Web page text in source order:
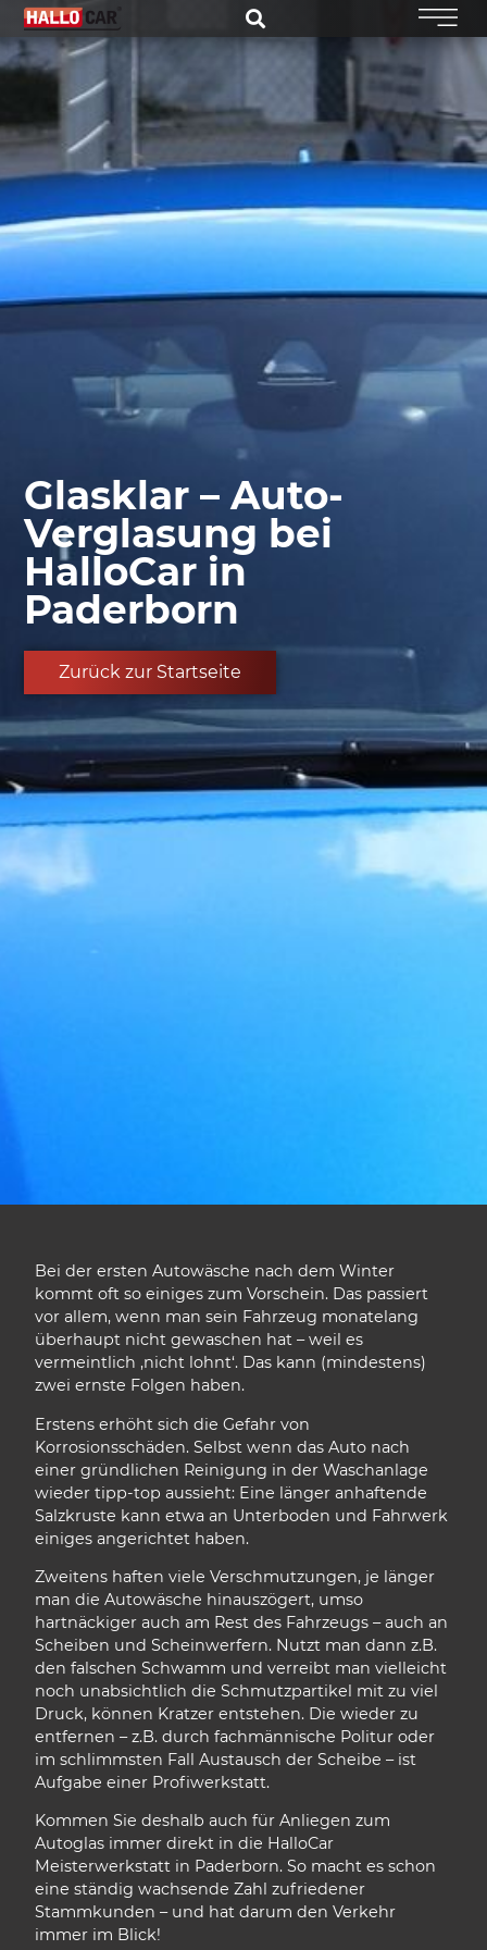
Glasklar – Auto-
Verglasung bei
HalloCar in
Paderborn
Zurück zur Startseite
Bei der ersten Autowäsche nach dem Winter
kommt oft so einiges zum Vorschein. Das passiert
vor allem, wenn man sein Fahrzeug monatelang
überhaupt nicht gewaschen hat – weil es
vermeintlich ‚nicht lohnt‘. Das kann (mindestens)
zwei ernste Folgen haben.
Erstens erhöht sich die Gefahr von
Korrosionsschäden. Selbst wenn das Auto nach
einer gründlichen Reinigung in der Waschanlage
wieder tipp-top aussieht: Eine länger anhaftende
Salzkruste kann etwa an Unterboden und Fahrwerk
einiges angerichtet haben.
Zweitens haften viele Verschmutzungen, je länger
man die Autowäsche hinauszögert, umso
hartnäckiger auch am Rest des Fahrzeugs – auch an
Scheiben und Scheinwerfern. Nutzt man dann z.B.
den falschen Schwamm und verreibt man vielleicht
noch unabsichtlich die Schmutzpartikel mit zu viel
Druck, können Kratzer entstehen. Die wieder zu
entfernen – z.B. durch fachmännische Politur oder
im schlimmsten Fall Austausch der Scheibe – ist
Aufgabe einer Profiwerkstatt.
Kommen Sie deshalb auch für Anliegen zum
Autoglas immer direkt in die HalloCar
Meisterwerkstatt in Paderborn. So macht es schon
eine ständig wachsende Zahl zufriedener
Stammkunden – und hat darum den Verkehr
immer im Blick!